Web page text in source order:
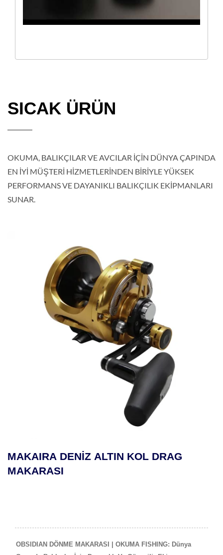
SICAK ÜRÜN
OKUMA, BALIKÇILAR VE AVCILAR İÇİN DÜNYA ÇAPINDA
EN İYİ MÜŞTERİ HİZMETLERİNDEN BİRİYLE YÜKSEK
PERFORMANS VE DAYANIKLI BALIKÇILIK EKİPMANLARI
SUNAR.
DENİZ ALTIN KOL DRAG
OBSIDIAN DÖNME MAKARASI | OKUMA FISHING: Dünya